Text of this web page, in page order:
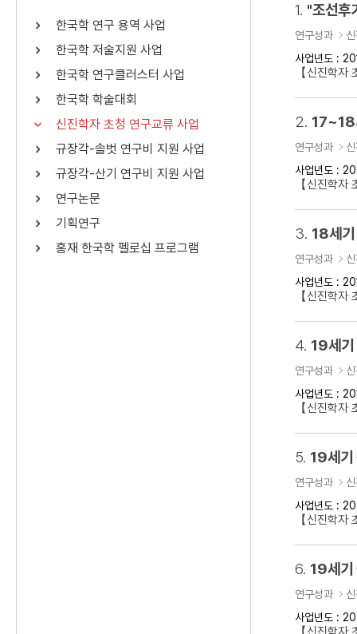
검색 연산자 사용안내
연산자
AND
OR 정조 OR 정약용 “정조” 또는 “
료를 검색
한국학 연구 용역 사업
한국학 저술지원 사업
한국학 연구클러스터 사업
한국학 학술대회
신진학자 초청 연구교류 사업
규장각-솔벗 연구비 지원 사업
규장각-산기 연구비 지원 사업
연구논문
기획연구
홍재 한국학 펠로십 프로그램
1.
연구성과
사업년도 :
【신진학
2. 17~18
연구성과
사업년도 :
【신진학
3. 18세기
연구성과
사업년도 :
【신진학
4. 19세기
연구성과
사업년도 :
【신진학
5. 19세기
연구성과
사업년도 :
【신진학
6. 19세기
연구성과
사업년도 :